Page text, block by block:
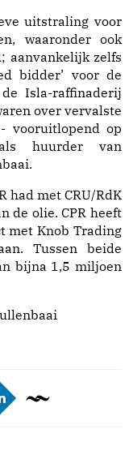
uitstraling voor
waaronder ook
aanvankelijk zelfs
bidder’ voor de
Isla-raffinaderij
over vervalste
vooruitlopend op
huurder van
had met CRU/RdK
de olie. CPR heeft
met Knob Trading
Tussen beide
bijna 1,5 miljoen